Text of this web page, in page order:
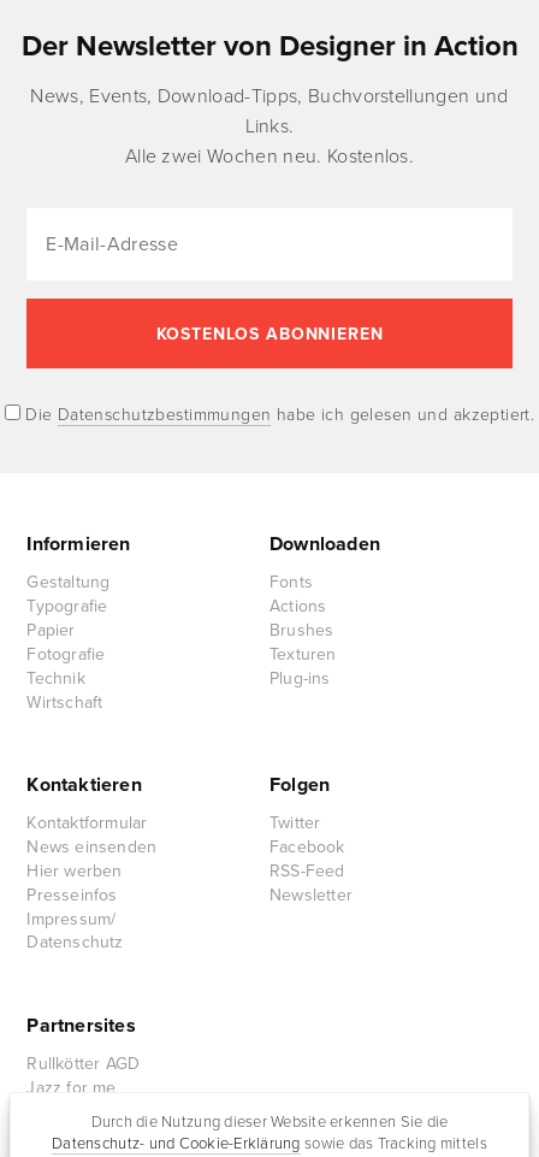
Durch die Nutzung dieser Website erkennen Sie die
Datenschutz- und Cookie-Erklärung sowie das Tracking mittels
Der Newsletter von Designer in Action
News, Events, Download-Tipps, Buchvorstellungen und
Links.
Alle zwei Wochen neu. Kostenlos.
Die Datenschutzbestimmungen habe ich gelesen und akzeptiert.
Informieren
Gestaltung
Typografie
Papier
Fotografie
Technik
Wirtschaft
Downloaden
Fonts
Actions
Brushes
Texturen
Plug-ins
Kontaktieren
Kontaktformular
News einsenden
Hier werben
Presseinfos
Impressum/
Datenschutz
Folgen
Twitter
Facebook
RSS-Feed
Newsletter
Partnersites
Rullkötter AGD
Jazz for me